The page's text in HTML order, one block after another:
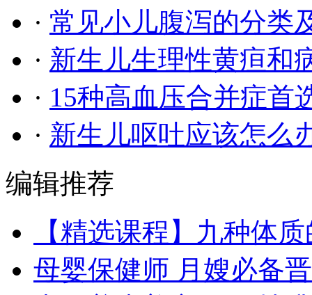
· 常见小儿腹泻的分类
· 新生儿生理性黄疸和
· 15种高血压合并症首
· 新生儿呕吐应该怎么
编辑推荐
【精选课程】九种体
母婴保健师 月嫂必备